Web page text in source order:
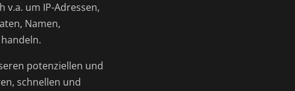
v.a. um IP-Adressen,
Namen,
potenziellen und
schnellen und